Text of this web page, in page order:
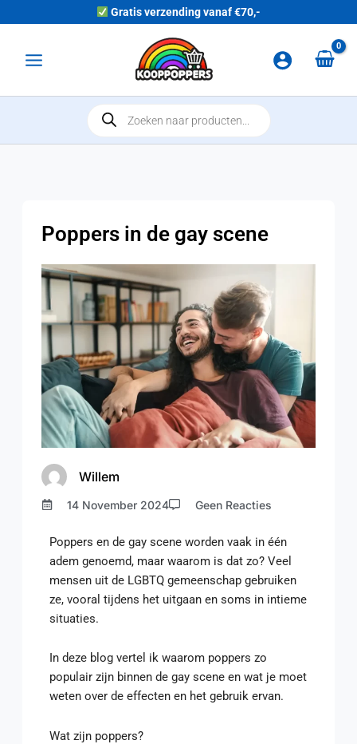
Gratis verzending vanaf €70,-
Producten zoeken
Poppers in de gay scene
Willem
14 November 2024 Geen Reacties
Poppers en de gay scene worden vaak in één
adem genoemd, maar waarom is dat zo? Veel
mensen uit de LGBTQ gemeenschap gebruiken
ze, vooral tijdens het uitgaan en soms in intieme
situaties.
In deze blog vertel ik waarom poppers zo
populair zijn binnen de gay scene en wat je moet
weten over de effecten en het gebruik ervan.
Wat zijn poppers?